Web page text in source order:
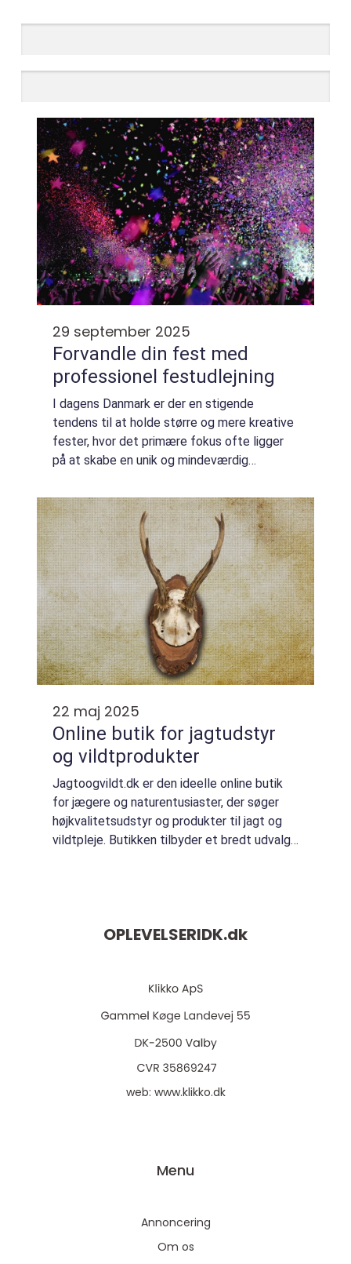
29 september 2025
Forvandle din fest med
professionel festudlejning
I dagens Danmark er der en stigende
tendens til at holde større og mere kreative
fester, hvor det primære fokus ofte ligger
på at skabe en unik og mindeværdig
festudlejning ind i bille...
22 maj 2025
Online butik for jagtudstyr
og vildtprodukter
Jagtoogvildt.dk er den ideelle online butik
for jægere og naturentusiaster, der søger
højkvalitetsudstyr og produkter til jagt og
vildtpleje. Butikken tilbyder et bredt udvalg
OPLEVELSERIDK.dk
web: www.klikko.dk
Menu
Annoncering
Om os